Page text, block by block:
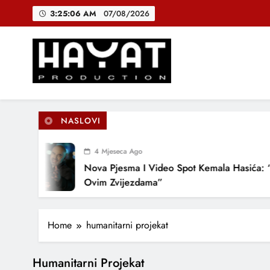
3:25:07 AM 07/08/2026
Hayat Production
Promocija domaće muzike
NASLOVI
4 Mjeseca Ago
Nova Pjesma I Video Spot Kemala Hasića:
Ovim Zvijezdama”
Home humanitarni projekat
Humanitarni Projekat